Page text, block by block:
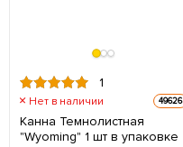
1
Нет в наличии 49626
Канна Темнолистная
"Wyoming" 1 шт в упаковке